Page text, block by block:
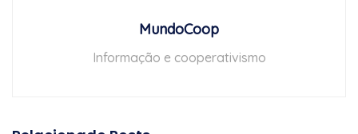
MundoCoop
Informação e cooperativismo